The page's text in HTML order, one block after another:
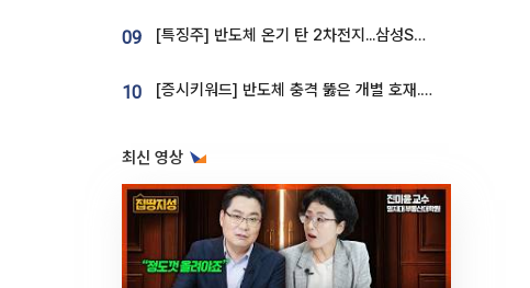
09 [특징주] 반도체 온기 탄 2차전지...삼성SDI, 장 초반 7% 넘게 껑충
10 [증시키워드] 반도체 충격 뚫은 개별 호재...포스코퓨처엠·에코프로·한화솔루션 '눈길'
최신 영상